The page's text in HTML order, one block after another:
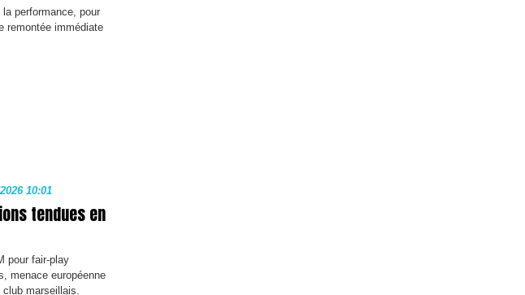
performance, pour
remontée immédiate
10:01
tendues en
pour fair-play
menace européenne
marseillais.